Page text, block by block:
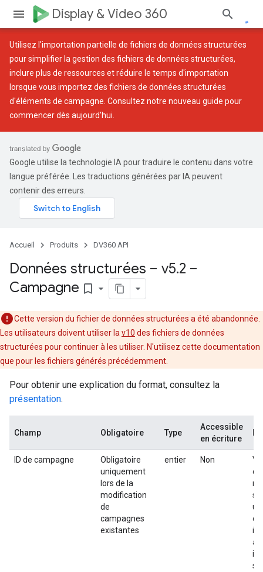
Display & Video 360
Utilisez l'importation partielle de fichiers de données structurées
pour simplifier la gestion des fichiers de données structurées,
inclure plus de ressources et réduire le temps d'importation
lorsque vous importez des fichiers de données structurées
d'éléments de campagne. Consultez notre nouveau guide pour
commencer dès aujourd'hui.
Google utilise la technologie IA pour traduire le contenu dans votre
langue préférée. Les traductions générées par IA peuvent
contenir des erreurs.
Accueil Produits DV360 API
Données structurées – v5.2 –
Campagne bookmark_border
Cette version du fichier de données structurées a été abandonnée.
Les utilisateurs doivent utiliser la v10 des fichiers de données
structurées pour continuer à les utiliser. N'utilisez cette documentation
que pour les fichiers générés précédemment.
Pour obtenir une explication du format, consultez la
présentation.
Champ Obligatoire Type
Accessible
en écriture
ID de campagne
Obligatoire
uniquement
lors de la
modification
de
campagnes
existantes
entier Non